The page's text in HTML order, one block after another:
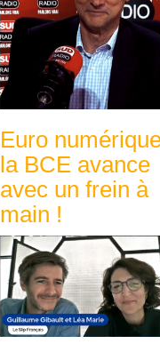
Euro
la BCE avance
avec un frein à
main !